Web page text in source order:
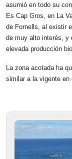
asumió en todo su
Es Cap Gros, en La
de Fornells, al existir
de muy alto interés, y
elevada producción
La zona acotada ha
similar a la vigente en